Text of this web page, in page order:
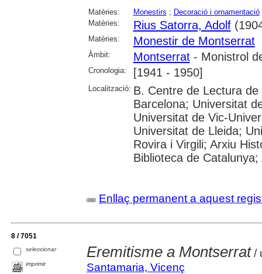
Matèries: Monestirs ; Decoració i ornamentació
Matèries:
Rius Satorra, Adolf
Matèries: Monestir de Montserrat
Àmbit: Montserrat- Monistrol
Cronologia: [1941 - 1950]
Localització: B. Centre de Lectura
Barcelona; Universitat
Universitat de Vic-
Universitat de Lleida;
Rovira i Virgili; Arxiu
Biblioteca de
Enllaç permanent a aquest
8 / 7051
seleccionar
imprimir
Eremitisme a Montserrat/
Santamaria, Vicenç